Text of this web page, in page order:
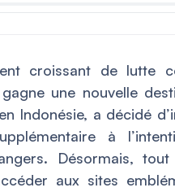
croissant de lutte
une nouvelle
Indonésie, a décidé
à
Désormais,
aux sites